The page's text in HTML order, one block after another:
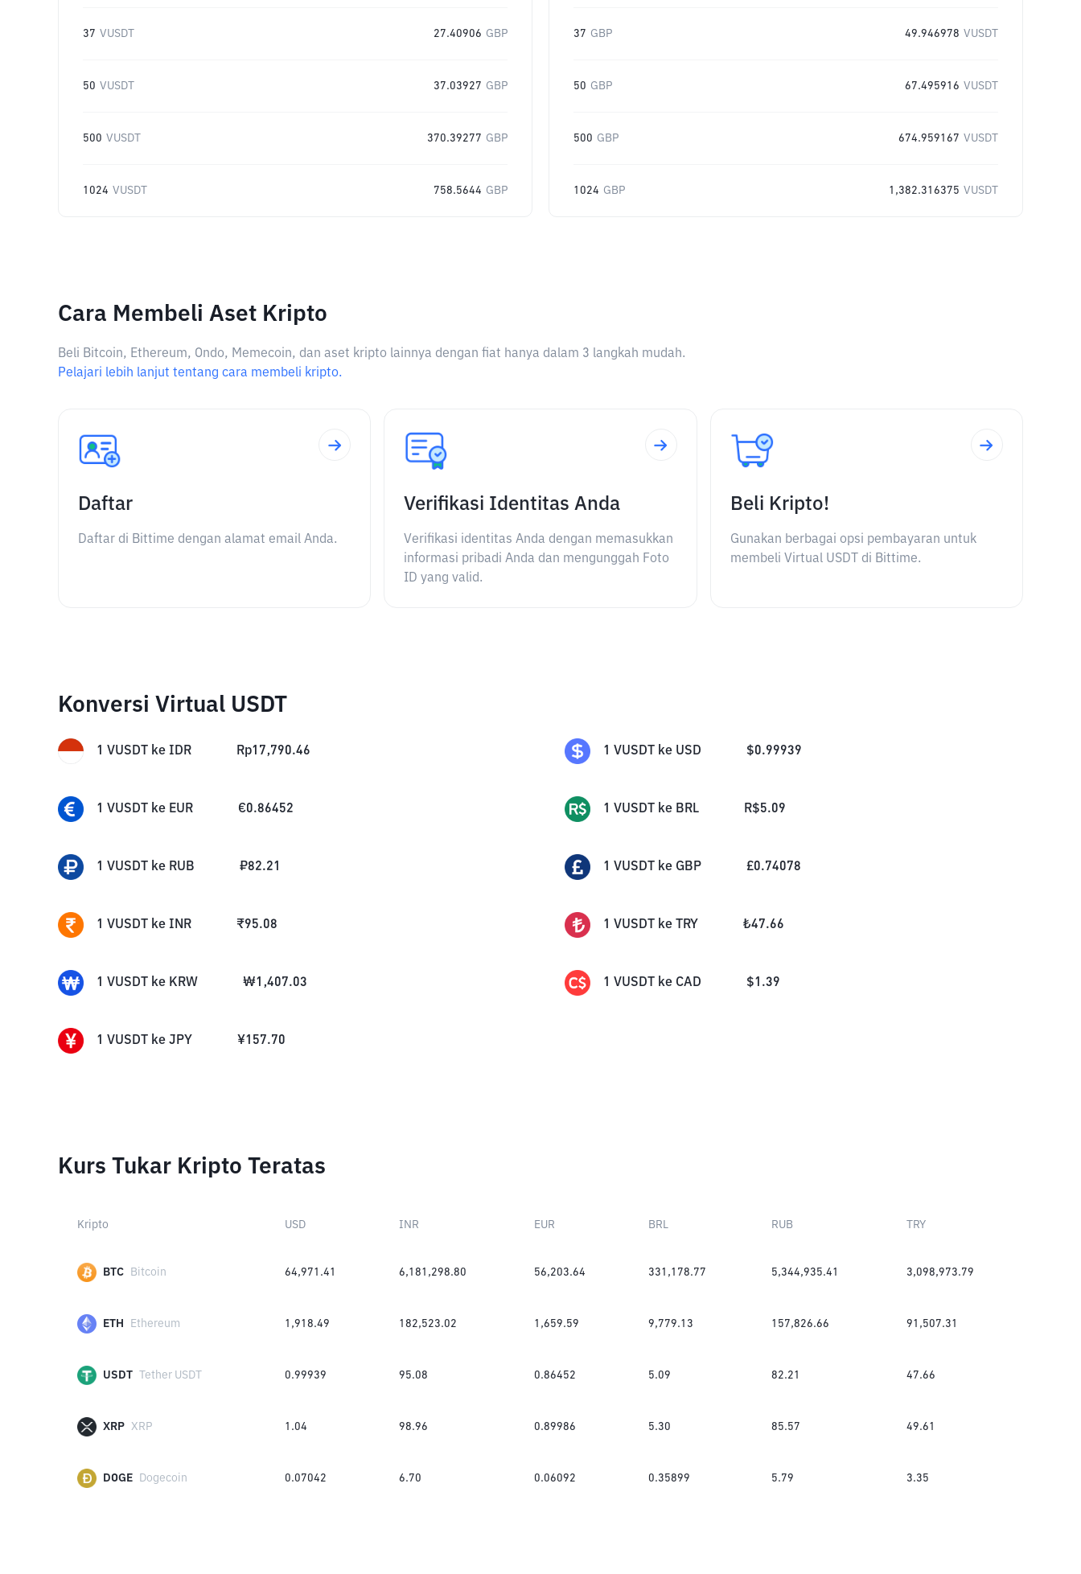
37 VUSDT 27.40906 GBP
50 VUSDT 37.03927 GBP
500 VUSDT 370.39277 GBP
1024 VUSDT 758.5644 GBP
37 GBP 49.946978 VUSDT
50 GBP 67.495916 VUSDT
500 GBP 674.959167 VUSDT
1024 GBP 1,382.316375 VUSDT
Cara Membeli Aset Kripto
Beli Bitcoin, Ethereum, Ondo, Memecoin, dan aset kripto lainnya dengan fiat hanya dalam 3 langkah mudah.
Pelajari lebih lanjut tentang cara membeli kripto.
Daftar
Daftar di Bittime dengan alamat email Anda.
Verifikasi Identitas Anda
Verifikasi identitas Anda dengan memasukkan
informasi pribadi Anda dan mengunggah Foto
ID yang valid.
Beli Kripto!
Gunakan berbagai opsi pembayaran untuk
membeli Virtual USDT di Bittime.
Konversi Virtual USDT
1 VUSDT ke IDR Rp17,790.46 1 VUSDT ke USD $0.99939
1 VUSDT ke EUR €0.86452 1 VUSDT ke BRL R$5.09
1 VUSDT ke RUB ₽82.21 1 VUSDT ke GBP £0.74078
1 VUSDT ke INR ₹95.08 1 VUSDT ke TRY ₺47.66
1 VUSDT ke KRW ₩1,407.03 1 VUSDT ke CAD $1.39
1 VUSDT ke JPY ¥157.70
Kurs Tukar Kripto Teratas
Kripto USD INR EUR BRL RUB TRY
BTC Bitcoin 64,971.41 6,181,298.80 56,203.64 331,178.77 5,344,935.41 3,098,973.79
ETH Ethereum 1,918.49 182,523.02 1,659.59 9,779.13 157,826.66 91,507.31
USDT Tether USDT 0.99939 95.08 0.86452 5.09 82.21 47.66
XRP XRP 1.04 98.96 0.89986 5.30 85.57 49.61
DOGE Dogecoin 0.07042 6.70 0.06092 0.35899 5.79 3.35